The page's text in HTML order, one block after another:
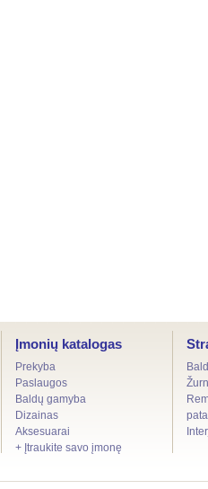
Įmonių katalogas
Prekyba
Paslaugos
Baldų gamyba
Dizainas
Aksesuarai
+ Įtraukite savo įmonę